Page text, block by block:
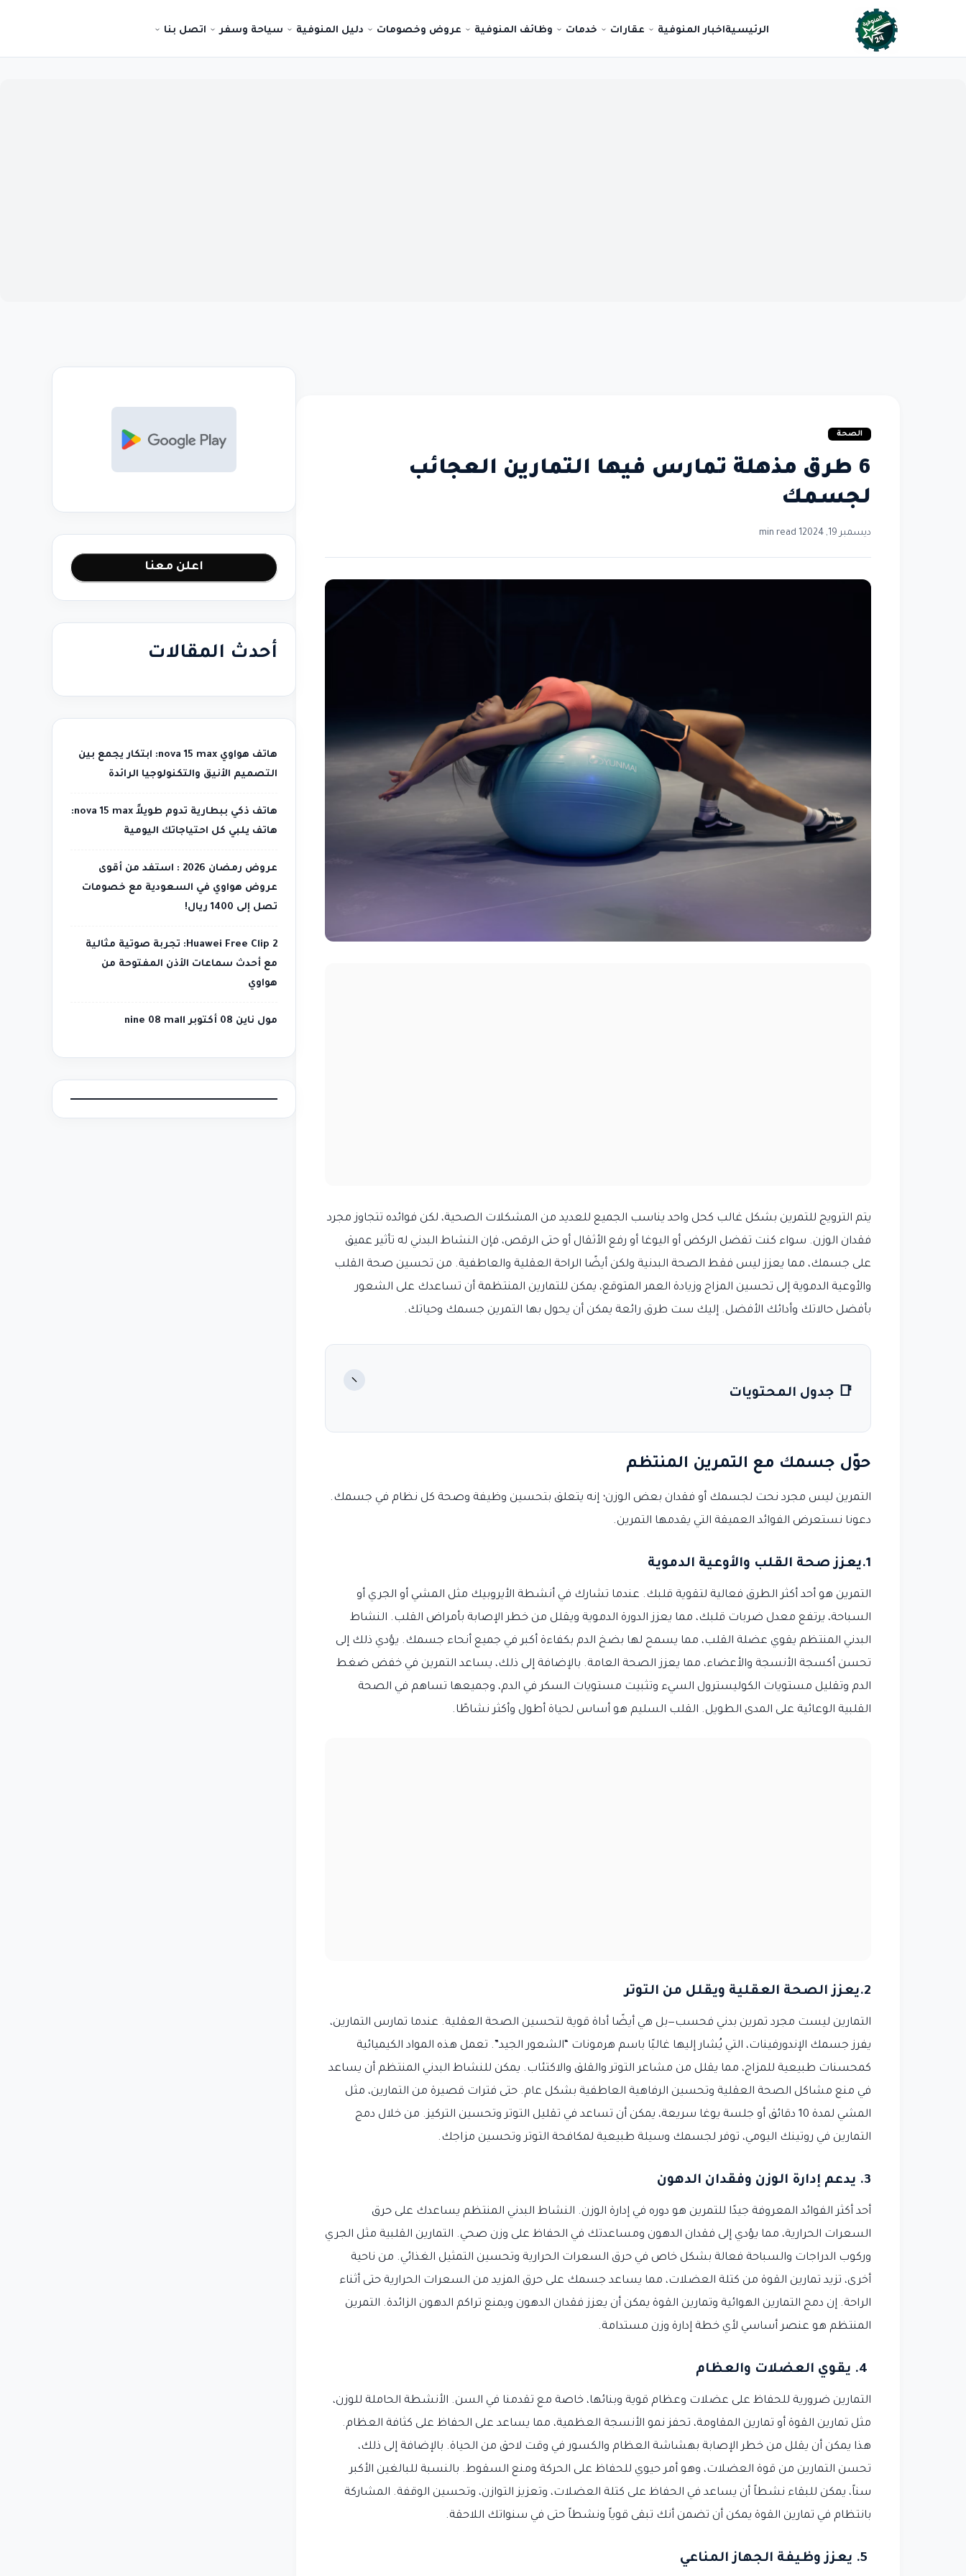
الرئيسيةاخبار المنوفية عقارات خدمات وظائف المنوفية عروض وخصومات دليل المنوفية سياحة وسفر اتصل بنا
الصحة
6 طرق مذهلة تمارس فيها التمارين العجائب
لجسمك
ديسمبر 19, 2024 1 min read
يتم الترويج للتمرين بشكل غالب كحل واحد يناسب الجميع للعديد من المشكلات الصحية، لكن فوائده تتجاوز مجرد
فقدان الوزن. سواء كنت تفضل الركض أو اليوغا أو رفع الأثقال أو حتى الرقص، فإن النشاط البدني له تأثير عميق
على جسمك، مما يعزز ليس فقط الصحة البدنية ولكن أيضًا الراحة العقلية والعاطفية. من تحسين صحة القلب
والأوعية الدموية إلى تحسين المزاج وزيادة العمر المتوقع، يمكن للتمارين المنتظمة أن تساعدك على الشعور
بأفضل حالاتك وأدائك الأفضل. إليك ست طرق رائعة يمكن أن يحول بها التمرين جسمك وحياتك.
📑 جدول المحتويات
−
حوّل جسمك مع التمرين المنتظم
التمرين ليس مجرد نحت لجسمك أو فقدان بعض الوزن؛ إنه يتعلق بتحسين وظيفة وصحة كل نظام في جسمك.
دعونا نستعرض الفوائد العميقة التي يقدمها التمرين.
1.يعزز صحة القلب والأوعية الدموية
التمرين هو أحد أكثر الطرق فعالية لتقوية قلبك. عندما تشارك في أنشطة الأيروبيك مثل المشي أو الجري أو
السباحة، يرتفع معدل ضربات قلبك، مما يعزز الدورة الدموية ويقلل من خطر الإصابة بأمراض القلب. النشاط
البدني المنتظم يقوي عضلة القلب، مما يسمح لها بضخ الدم بكفاءة أكبر في جميع أنحاء جسمك. يؤدي ذلك إلى
تحسن أكسجة الأنسجة والأعضاء، مما يعزز الصحة العامة. بالإضافة إلى ذلك، يساعد التمرين في خفض ضغط
الدم وتقليل مستويات الكوليسترول السيء وتثبيت مستويات السكر في الدم، وجميعها تساهم في الصحة
القلبية الوعائية على المدى الطويل. القلب السليم هو أساس لحياة أطول وأكثر نشاطًا.
2.يعزز الصحة العقلية ويقلل من التوتر
التمارين ليست مجرد تمرين بدني فحسب—بل هي أيضًا أداة قوية لتحسين الصحة العقلية. عندما تمارس التمارين،
يفرز جسمك الإندورفينات، التي يُشار إليها غالبًا باسم هرمونات “الشعور الجيد”. تعمل هذه المواد الكيميائية
كمحسنات طبيعية للمزاج، مما يقلل من مشاعر التوتر والقلق والاكتئاب. يمكن للنشاط البدني المنتظم أن يساعد
في منع مشاكل الصحة العقلية وتحسين الرفاهية العاطفية بشكل عام. حتى فترات قصيرة من التمارين، مثل
المشي لمدة 10 دقائق أو جلسة يوغا سريعة، يمكن أن تساعد في تقليل التوتر وتحسين التركيز. من خلال دمج
التمارين في روتينك اليومي، توفر لجسمك وسيلة طبيعية لمكافحة التوتر وتحسين مزاجك.
3. يدعم إدارة الوزن وفقدان الدهون
أحد أكثر الفوائد المعروفة جيدًا للتمرين هو دوره في إدارة الوزن. النشاط البدني المنتظم يساعدك على حرق
السعرات الحرارية، مما يؤدي إلى فقدان الدهون ومساعدتك في الحفاظ على وزن صحي. التمارين القلبية مثل الجري
وركوب الدراجات والسباحة فعالة بشكل خاص في حرق السعرات الحرارية وتحسين التمثيل الغذائي. من ناحية
أخرى، تزيد تمارين القوة من كتلة العضلات، مما يساعد جسمك على حرق المزيد من السعرات الحرارية حتى أثناء
الراحة. إن دمج التمارين الهوائية وتمارين القوة يمكن أن يعزز فقدان الدهون ويمنع تراكم الدهون الزائدة. التمرين
المنتظم هو عنصر أساسي لأي خطة إدارة وزن مستدامة.
التمارين ضرورية للحفاظ على عضلات وعظام قوية وبنائها، خاصة مع تقدمنا في السن. الأنشطة الحاملة للوزن،
مثل تمارين القوة أو تمارين المقاومة، تحفز نمو الأنسجة العظمية، مما يساعد على الحفاظ على كثافة العظام.
هذا يمكن أن يقلل من خطر الإصابة بهشاشة العظام والكسور في وقت لاحق من الحياة. بالإضافة إلى ذلك،
تحسن التمارين من قوة العضلات، وهو أمر حيوي للحفاظ على الحركة ومنع السقوط. بالنسبة للبالغين الأكبر
سناً، يمكن للبقاء نشطاً أن يساعد في الحفاظ على كتلة العضلات، وتعزيز التوازن، وتحسين الوقفة. المشاركة
بانتظام في تمارين القوة يمكن أن تضمن أنك تبقى قوياً ونشطاً حتى في سنواتك اللاحقة.
اعلن معنا
أحدث المقالات
هاتف هواوي nova 15 max: ابتكار يجمع بين
التصميم الأنيق والتكنولوجيا الرائدة
هاتف ذكي ببطارية تدوم طويلاً nova 15 max:
هاتف يلبي كل احتياجاتك اليومية
عروض رمضان 2026 : استفد من أقوى
عروض هواوي في السعودية مع خصومات
تصل إلى 1400 ريال!
Huawei Free Clip 2: تجربة صوتية مثالية
مع أحدث سماعات الأذن المفتوحة من
هواوي
مول ناين 08 أكتوبر nine 08 mall